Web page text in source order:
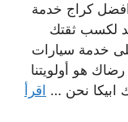
افضل كراج خدمة
لكسب ثقتك
خدمة سيارات
رضاك ​​هو أولويتنا
ابيكا نحن … اقرأ